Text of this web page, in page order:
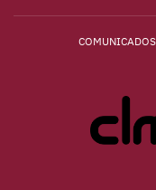
COMUNICADOS